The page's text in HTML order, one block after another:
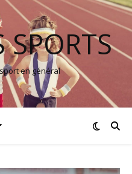
SPORTS
en général